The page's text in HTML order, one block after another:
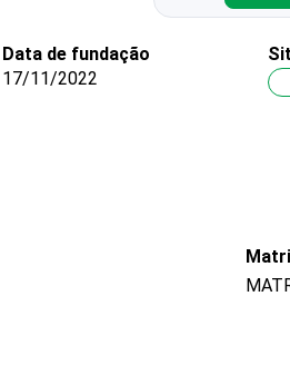
Data de fundação
17/11/2022